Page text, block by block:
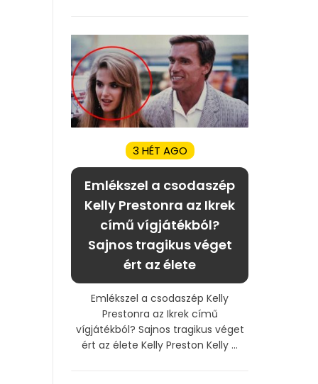
3 HÉT AGO
Emlékszel a csodaszép
Kelly Prestonra az Ikrek
című vígjátékból?
Sajnos tragikus véget
ért az élete
Emlékszel a csodaszép Kelly
Prestonra az Ikrek című
vígjátékból? Sajnos tragikus véget
ért az élete Kelly Preston Kelly ...